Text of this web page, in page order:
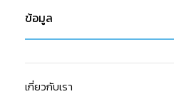
ข้อมูล
เกี่ยวกับเรา